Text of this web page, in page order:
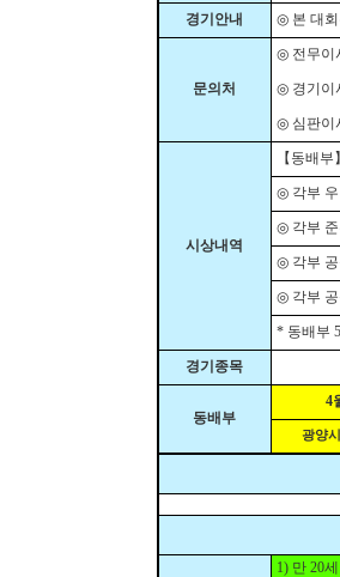
경기안내 ◎ 본 대
문의처
◎ 전무
◎ 경기
◎ 심판
시상내역
【 동배부
◎ 각부
◎ 각부
◎ 각부
◎ 각부
* 동배부
경기종목
동배부
4
광양
1) 만 20